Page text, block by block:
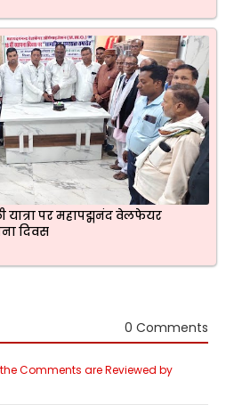
यात्रा पर महापद्मनंद वेलफेयर
दिवस
0 Comments
Comments are Reviewed by